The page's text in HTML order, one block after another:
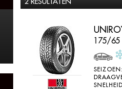
175/65